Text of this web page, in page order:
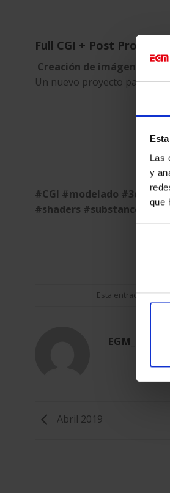
Las
y
que
Full CGI + Post
Creación de imágenes
Un nuevo proyecto para
#CGI #modelado
#shaders #substance
Esta entrada fue
EGM_TEST
Abril 2019